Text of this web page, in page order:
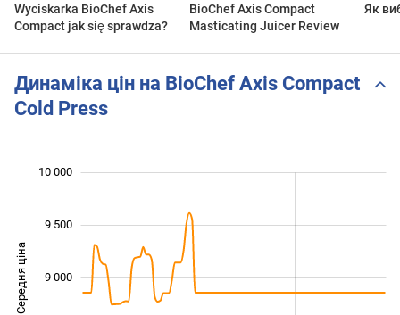
Wyciskarka BioChef Axis
Compact jak się sprawdza?
BioChef Axis Compact
Masticating Juicer Review
Як
Динаміка цін на BioChef Axis Compact
Cold Press
Середня ціна 10 000
9 000
10 000
9 500